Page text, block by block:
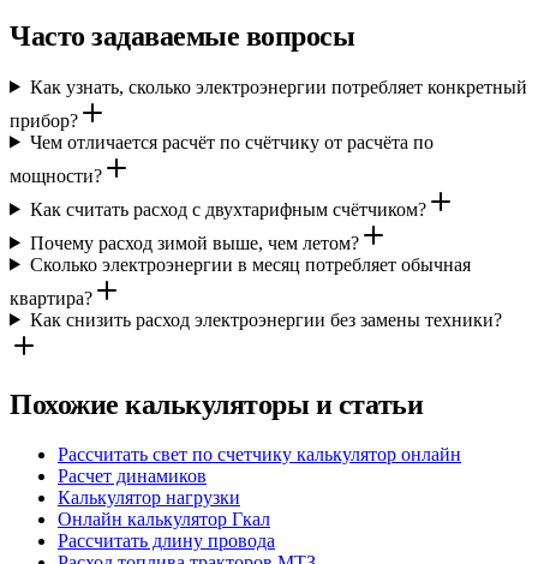
Часто задаваемые вопросы
Как узнать, сколько электроэнергии потребляет конкретный
прибор?
Чем отличается расчёт по счётчику от расчёта по
мощности?
Как считать расход с двухтарифным счётчиком?
Почему расход зимой выше, чем летом?
Сколько электроэнергии в месяц потребляет обычная
квартира?
Как снизить расход электроэнергии без замены техники?
Похожие калькуляторы и статьи
Рассчитать свет по счетчику калькулятор онлайн
Расчет динамиков
Калькулятор нагрузки
Онлайн калькулятор Гкал
Рассчитать длину провода